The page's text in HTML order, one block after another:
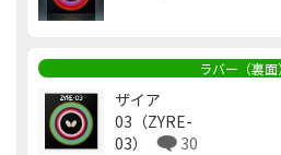
ラバー（裏面）
ザイア
03（ZYRE-
03）
30